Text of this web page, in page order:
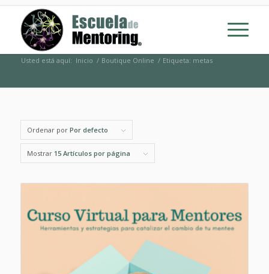
Usted está aquí: Inicio / Boutique Online / Etiqueta: metas
Ordenar por Por defecto
Mostrar 15 Artículos por página